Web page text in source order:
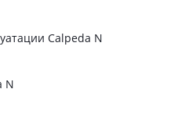
Calpeda N
N